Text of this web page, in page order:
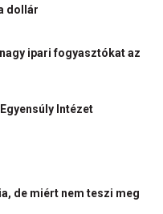
dollár
ipari fogyasztókat az
Intézet
de miért nem teszi meg